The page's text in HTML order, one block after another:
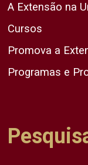
A Extensão na
Cursos
Promova a
Programas e